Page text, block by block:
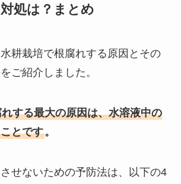
処は？まとめ
耕栽培で根腐れする原因とその
ご紹介しました。
する最大の原因は、水溶液中の
とです。
せないための予防法は、以下の4